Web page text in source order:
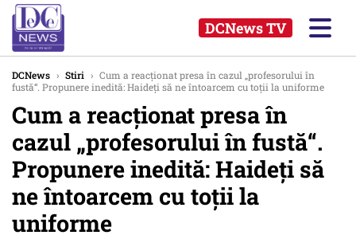
DCNews TV
DCNews › Stiri › Cum a reacționat presa în cazul „profesorului în
fustă“. Propunere inedită: Haideți să ne întoarcem cu toții la uniforme
Cum a reacționat presa în
cazul „profesorului în fustă“.
Propunere inedită: Haideți să
ne întoarcem cu toții la
uniforme